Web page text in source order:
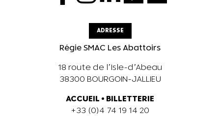
ADRESSE
Régie SMAC Les Abattoirs
18 route de l’Isle-d’Abeau
38300 BOURGOIN-JALLIEU
ACCUEIL • BILLETTERIE
+33 (0)4 74 19 14 20